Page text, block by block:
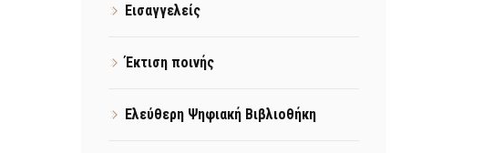
Εισαγγελείς
Έκτιση ποινής
Ελεύθερη Ψηφιακή Βιβλιοθήκη